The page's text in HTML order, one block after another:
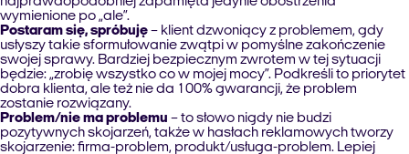
wymienione po „ale”.
Postaram się, spróbuję– klient dzwoniący z problemem, gdy
usłyszy takie sformułowanie zwątpi w pomyślne zakończenie
swojej sprawy. Bardziej bezpiecznym zwrotem w tej sytuacji
będzie: „zrobię wszystko co w mojej mocy”. Podkreśli to priorytet
dobra klienta, ale też nie da 100% gwarancji, że problem
zostanie rozwiązany.
Problem/nie ma problemu – to słowo nigdy nie budzi
pozytywnych skojarzeń, także w hasłach reklamowych tworzy
skojarzenie: firma-problem, produkt/usługa-problem. Lepiej